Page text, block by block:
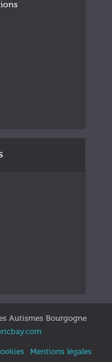
Autismes Bourgogne
Mentions légales